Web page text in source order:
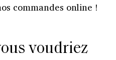
commandes online !
voudriez